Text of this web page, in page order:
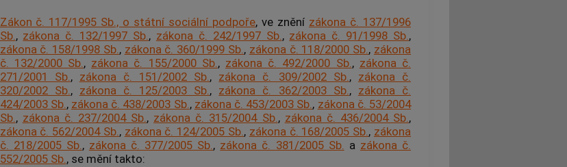
Zákon č. 117/1995 Sb., o státní sociální podpoře, ve znění zákona č. 137/1996
Sb., zákona č. 132/1997 Sb., zákona č. 242/1997 Sb., zákona č. 91/1998 Sb.,
zákona č. 158/1998 Sb., zákona č. 360/1999 Sb., zákona č. 118/2000 Sb., zákona
č. 132/2000 Sb., zákona č. 155/2000 Sb., zákona č. 492/2000 Sb., zákona č.
271/2001 Sb., zákona č. 151/2002 Sb., zákona č. 309/2002 Sb., zákona č.
320/2002 Sb., zákona č. 125/2003 Sb., zákona č. 362/2003 Sb., zákona č.
424/2003 Sb., zákona č. 438/2003 Sb., zákona č. 453/2003 Sb., zákona č. 53/2004
Sb., zákona č. 237/2004 Sb., zákona č. 315/2004 Sb., zákona č. 436/2004 Sb.,
zákona č. 562/2004 Sb., zákona č. 124/2005 Sb., zákona č. 168/2005 Sb., zákona
č. 218/2005 Sb., zákona č. 377/2005 Sb., zákona č. 381/2005 Sb. a zákona č.
552/2005 Sb., se mění takto: